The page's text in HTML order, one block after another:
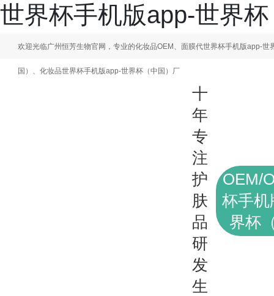
世界杯手机版app-世界
欢迎光临广州恒芳生物官网，专业的化妆品OEM、面膜代世界杯手机版app-世
国）、化妆品世界杯手机版app-世界杯（中国）厂
十
年
专
注
护
肤
品
研
发
生
OEM/
杯手机
界杯